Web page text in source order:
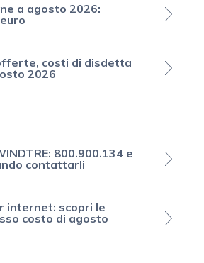
a agosto 2026:
costi di disdetta
2026
800.900.134 e
contattarli
internet: scopri le
costo di agosto